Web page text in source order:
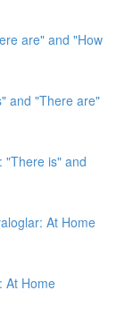
are" and "How
and "There are"
"There is" and
At Home
At Home